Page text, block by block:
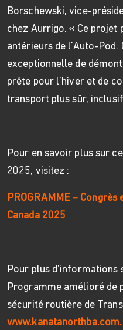
Borschewski, vice-
chez Aurrigo. « Ce projet
antérieurs de l’Auto-Pod.
exceptionnelle de
prête pour l’hiver et de
transport plus sûr,
Pour en savoir plus sur
2025, visitez :
PROGRAMME –
Canada 2025
Pour plus
Programme amélioré de
sécurité routière de
www.kanatanorthba.com.